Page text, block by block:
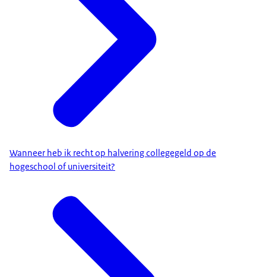
Wanneer heb ik recht op halvering collegegeld op de
hogeschool of universiteit?